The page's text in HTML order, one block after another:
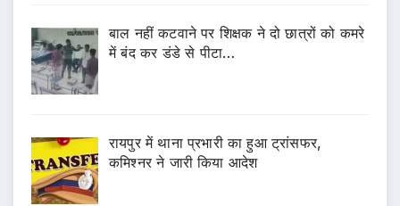
बाल नहीं कटवाने पर शिक्षक ने दो छात्रों को कमरे
में बंद कर डंडे से पीटा…
रायपुर में थाना प्रभारी का हुआ ट्रांसफर,
कमिश्नर ने जारी किया आदेश